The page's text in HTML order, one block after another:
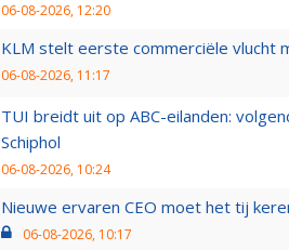
06-08-2026, 12:20
KLM stelt eerste commerciële vlucht
06-08-2026, 11:17
TUI breidt uit op ABC-eilanden:
Schiphol
06-08-2026, 10:24
Nieuwe ervaren CEO moet het tij
06-08-2026, 10:17